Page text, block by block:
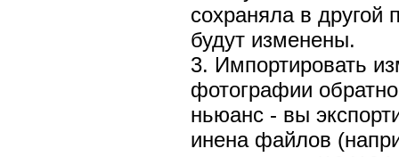
сохраняла в другой
будут изменены.
3. Импортировать
фотографии
ньюанс - вы
инена файлов